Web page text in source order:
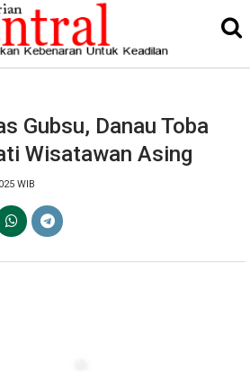
Gubsu, Danau Toba
Wisatawan Asing
WIB